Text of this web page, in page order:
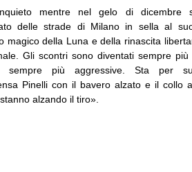
mentre nel gelo di dicembre
delle strade di Milano in sella al
magico della Luna e della rinascita
Gli scontri sono diventati sempre
sempre più aggressive. Sta per
Pinelli con il bavero alzato e il collo
alzando il tiro».